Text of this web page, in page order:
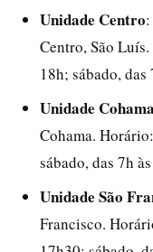
Unidade Centro
Centro, São
18h; sábado, das
Unidade Cohama
Cohama.
sábado, das 7h
Unidade São
Francisco.